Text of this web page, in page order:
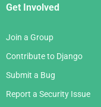
Get Involved
Join a Group
Contribute to Django
Submit a Bug
Report a Security Issue